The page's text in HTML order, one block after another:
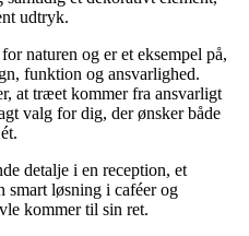
udtryk.
naturen og er et eksempel på,
funktion og ansvarlighed.
at træet kommer fra ansvarligt
valg for dig, der ønsker både
detalje i en reception, et
smart løsning i caféer og
kommer til sin ret.